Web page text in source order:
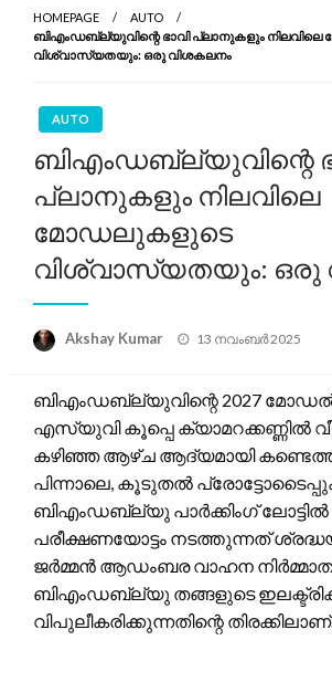
HOMEPAGE
AUTO
ബിഎംഡബ്ല്യുവിന്റെ ഭാവി പ്ലാനുകളും
വിശ്വാസ്യതയും: ഒരു വിശകലനം
AUTO
ബിഎംഡബ്ല്യുവിന്റെ
പ്ലാനുകളും നിലവിലെ
മോഡലുകളുടെ
വിശ്വാസ്യതയും: ഒരു
Akshay Kumar
Posted
13 നവംബർ 2025
ബിഎംഡബ്ല്യുവിന്റെ 2027 മോഡൽ
എസ്‌യുവി കൂപ്പെ ക്യാമറക്കണ്ണിൽ
കഴിഞ്ഞ ആഴ്ച ആദ്യമായി
പിന്നാലെ, കൂടുതൽ
ബിഎംഡബ്ല്യു പാർക്കിംഗ് ലോട്ടിൽ
പരീക്ഷണയോട്ടം നടത്തുന്നത്
ജർമ്മൻ ആഡംബര വാഹന
ബിഎംഡബ്ല്യു തങ്ങളുടെ
വിപുലീകരിക്കുന്നതിന്റെ